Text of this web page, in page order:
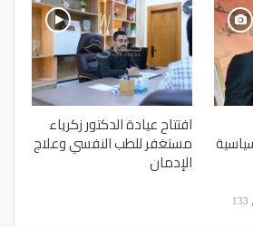
افتتاح عيادة الدكتور زكرياء
مستغفر للطب النفسي وعلاج
الإدمان